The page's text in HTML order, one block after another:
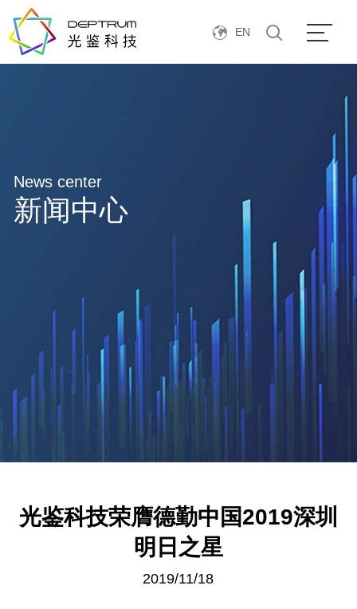
EN
News center
新闻中心
光鉴科技荣膺德勤中国2019深圳
明日之星
2019/11/18